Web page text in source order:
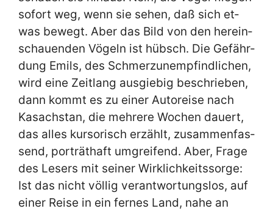
so­fort weg, wenn sie se­hen, daß sich et­
was be­wegt. Aber das Bild von den her­ein­
schau­en­den Vö­geln ist hübsch. Die Ge­fähr­
dung Emils, des Schmerz­un­emp­find­li­chen,
wird ei­ne Zeit­lang aus­gie­big be­schrie­ben,
dann kommt es zu ei­ner Au­to­rei­se nach
Ka­sach­stan, die meh­re­re Wo­chen dau­ert,
das al­les kur­so­risch er­zählt, zu­sam­men­fas­
send, por­trät­haft um­grei­fend. Aber, Fra­ge
des Le­sers mit sei­ner Wirk­lich­keits­sor­ge:
Ist das nicht völ­lig ver­ant­wor­tungs­los, auf
ei­ner Rei­se in ein fer­nes Land, na­he an